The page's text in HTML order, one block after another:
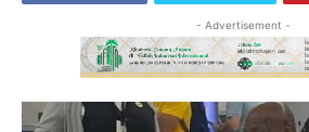
- Advertisement -